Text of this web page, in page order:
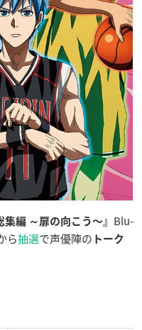
集編 ～扉の向こう〜 』 Blu-
ら抽選で声優陣の トーク